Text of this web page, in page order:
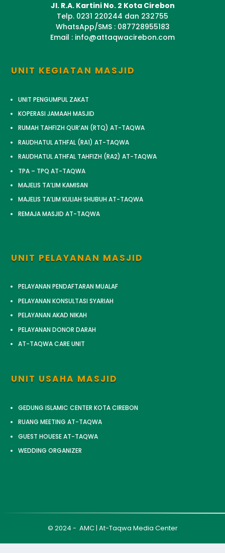
Jl. R.A. Kartini No. 2 Kota Cirebon
Telp. 0231 220244 dan 232755
WhatsApp/SMS : 087728955183
Email : info@attaqwacirebon.com
UNIT KEGIATAN MASJID
UNIT PENGUMPUL ZAKAT
KOPERASI JAMAAH MASJID
RUMAH TAHFIZH QUR’AN (RTQ) AT-TAQWA
RAUDHATUL ATHFAL (RA1) AT-TAQWA
RAUDHATUL ATHFAL TAHFIZH (RA2) AT-TAQWA
TPA – TPQ AT-TAQWA
MAJELIS TA’LIM KAMISAN
MAJELIS TA’LIM KULIAH SHUBUH AT-TAQWA
REMAJA MASJID AT-TAQWA
UNIT PELAYANAN MASJID
PELAYANAN PENDAFTARAN MUALAF
PELAYANAN KONSULTASI SYARIAH
PELAYANAN AKAD NIKAH
PELAYANAN DONOR DARAH
AT-TAQWA CARE UNIT
UNIT USAHA MASJID
GEDUNG ISLAMIC CENTER KOTA CIREBON
RUANG MEETING AT-TAQWA
GUEST HOUESE AT-TAQWA
WEDDING ORGANIZER
© 2024 - AMC | At-Taqwa Media Center